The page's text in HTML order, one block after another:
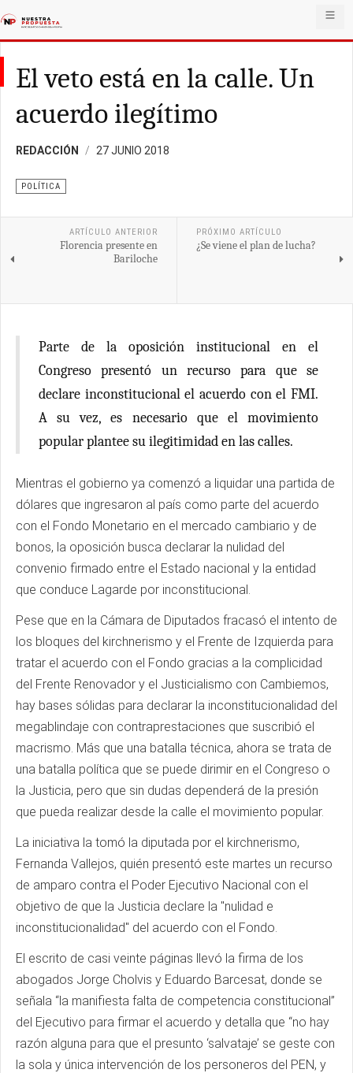
El veto está en la calle. Un
acuerdo ilegítimo
REDACCIÓN 27 JUNIO 2018
POLÍTICA
ARTÍCULO ANTERIOR
Florencia presente en
Bariloche
PRÓXIMO ARTÍCULO
¿Se viene el plan de lucha?
Parte de la oposición institucional en el
Congreso presentó un recurso para que se
declare inconstitucional el acuerdo con el FMI.
A su vez, es necesario que el movimiento
popular plantee su ilegitimidad en las calles.
Mientras el gobierno ya comenzó a liquidar una partida de
dólares que ingresaron al país como parte del acuerdo
con el Fondo Monetario en el mercado cambiario y de
bonos, la oposición busca declarar la nulidad del
convenio firmado entre el Estado nacional y la entidad
que conduce Lagarde por inconstitucional.
Pese que en la Cámara de Diputados fracasó el intento de
los bloques del kirchnerismo y el Frente de Izquierda para
tratar el acuerdo con el Fondo gracias a la complicidad
del Frente Renovador y el Justicialismo con Cambiemos,
hay bases sólidas para declarar la inconstitucionalidad del
megablindaje con contraprestaciones que suscribió el
macrismo. Más que una batalla técnica, ahora se trata de
una batalla política que se puede dirimir en el Congreso o
la Justicia, pero que sin dudas dependerá de la presión
que pueda realizar desde la calle el movimiento popular.
La iniciativa la tomó la diputada por el kirchnerismo,
Fernanda Vallejos, quién presentó este martes un recurso
de amparo contra el Poder Ejecutivo Nacional con el
objetivo de que la Justicia declare la "nulidad e
inconstitucionalidad" del acuerdo con el Fondo.
El escrito de casi veinte páginas llevó la firma de los
abogados Jorge Cholvis y Eduardo Barcesat, donde se
señala “la manifiesta falta de competencia constitucional”
del Ejecutivo para firmar el acuerdo y detalla que “no hay
razón alguna para que el presunto ‘salvataje’ se geste con
la sola y única intervención de los personeros del PEN, y